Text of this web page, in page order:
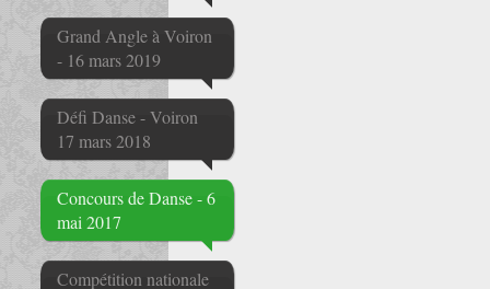
Grand Angle à Voiron
- 16 mars 2019
Défi Danse - Voiron
17 mars 2018
Concours de Danse - 6
mai 2017
Compétition nationale